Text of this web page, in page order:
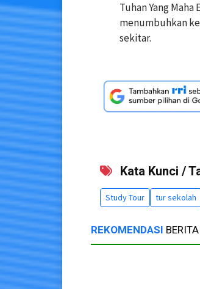
Tuhan Yang
menumbuhkan
sekitar.
Kata Kunci /
Study Tour tur sekolah
REKOMENDASI BERITA